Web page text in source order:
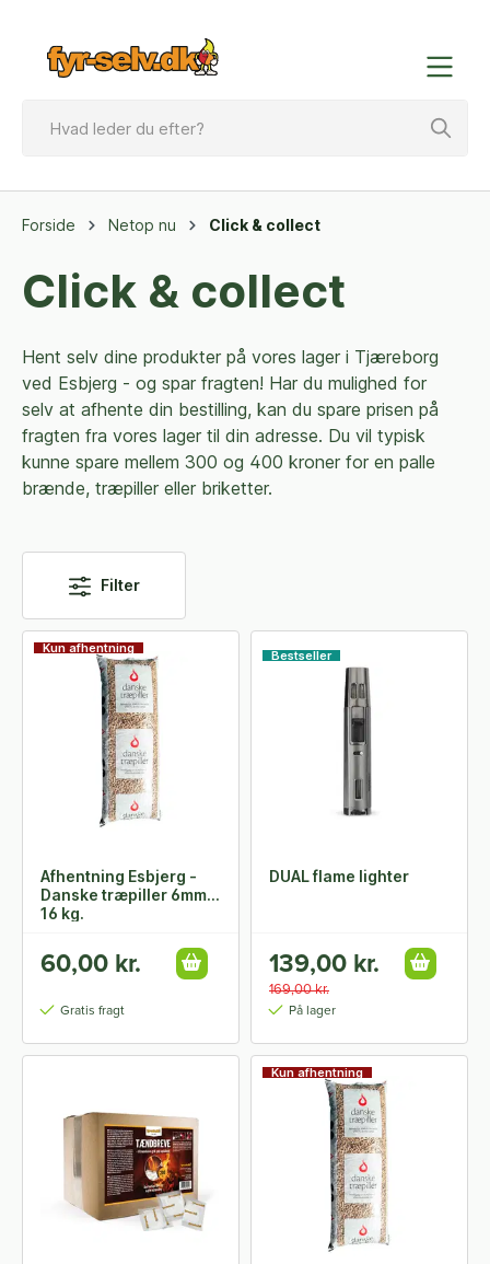
Forside Netop nu Click & collect
Click & collect
Hent selv dine produkter på vores lager i Tjæreborg
ved Esbjerg - og spar fragten! Har du mulighed for
selv at afhente din bestilling, kan du spare prisen på
fragten fra vores lager til din adresse. Du vil typisk
kunne spare mellem 300 og 400 kroner for en palle
brænde, træpiller eller briketter.
Filter
Kun afhentning
Afhentning Esbjerg -
Danske træpiller 6mm -
16 kg.
60,00 kr.
Gratis fragt
Bestseller
DUAL flame lighter
139,00 kr.
169,00 kr.
På lager
Kun afhentning